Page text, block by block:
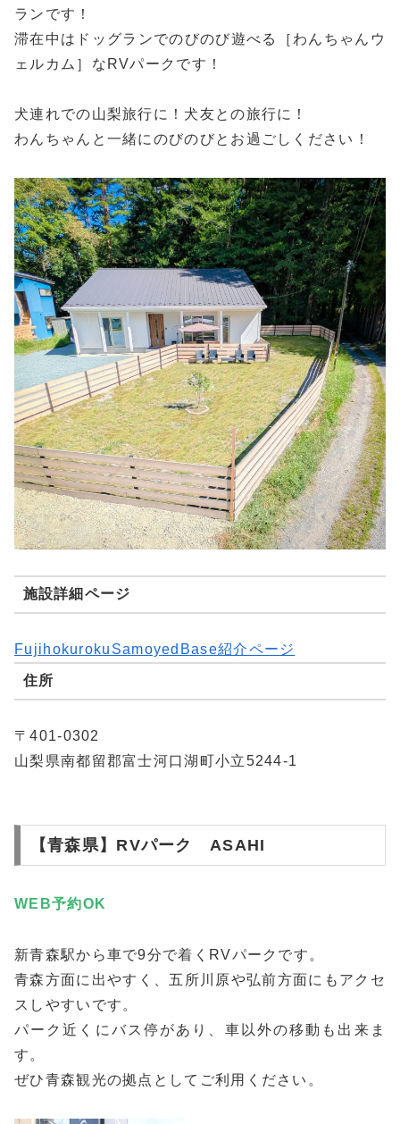
ランです！
滞在中はドッグランでのびのび遊べる［わんちゃんウ
ェルカム］なRVパークです！
犬連れでの山梨旅行に！犬友との旅行に！
わんちゃんと一緒にのびのびとお過ごしください！
施設詳細ページ
FujihokurokuSamoyedBase紹介ページ
住所
〒401-0302
山梨県南都留郡富士河口湖町小立5244-1
【青森県】RVパーク ASAHI
WEB予約OK
新青森駅から車で9分で着くRVパークです。
青森方面に出やすく、五所川原や弘前方面にもアクセ
スしやすいです。
パーク近くにバス停があり、車以外の移動も出来ま
す。
ぜひ青森観光の拠点としてご利用ください。